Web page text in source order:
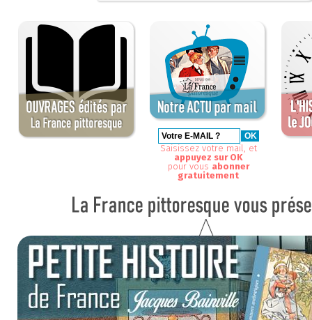
Saisissez votre mail, et
appuyez sur OK
pour vous abonner
gratuitement